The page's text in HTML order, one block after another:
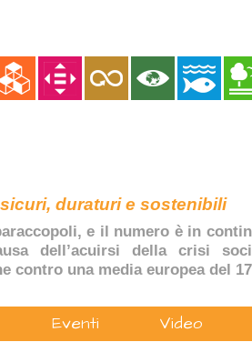
duraturi e sostenibili
e il numero è in
dell’acuirsi della crisi
contro una media europea del
Eventi Video